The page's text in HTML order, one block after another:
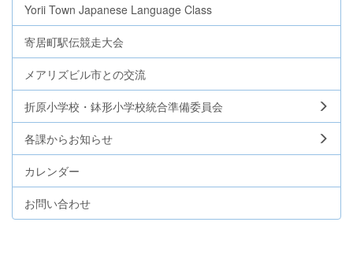
Yorii Town Japanese Language Class
寄居町駅伝競走大会
メアリズビル市との交流
折原小学校・鉢形小学校統合準備委員会
各課からお知らせ
カレンダー
お問い合わせ